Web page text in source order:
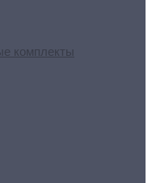
комплекты